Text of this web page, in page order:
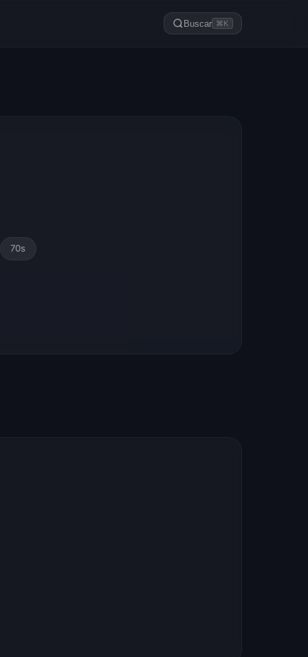
Buscar ⌘K
70s